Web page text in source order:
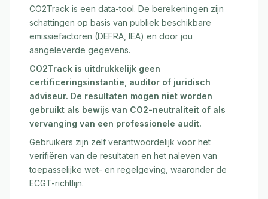
CO2Track is een data-tool. De berekeningen zijn
schattingen op basis van publiek beschikbare
emissiefactoren (DEFRA, IEA) en door jou
aangeleverde gegevens.
CO2Track is uitdrukkelijk geen
certificeringsinstantie, auditor of juridisch
adviseur. De resultaten mogen niet worden
gebruikt als bewijs van CO2-neutraliteit of als
vervanging van een professionele audit.
Gebruikers zijn zelf verantwoordelijk voor het
verifiëren van de resultaten en het naleven van
toepasselijke wet- en regelgeving, waaronder de
ECGT-richtlijn.